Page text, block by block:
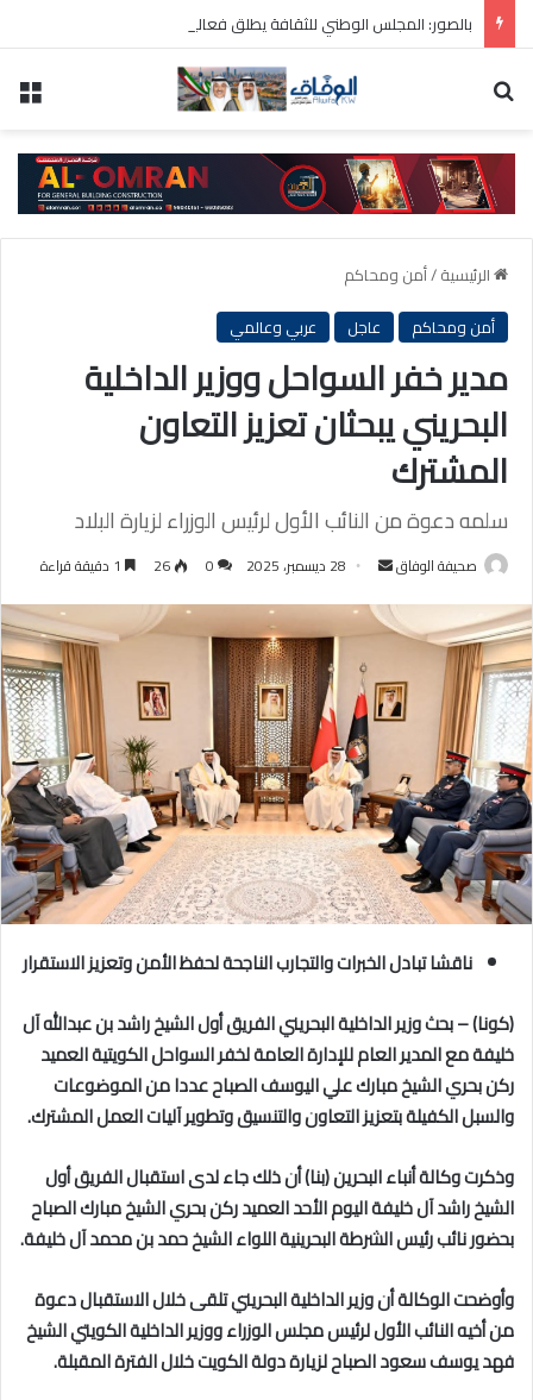
الرئيسية/أمن ومحاكم
أمن ومحاكم
عاجل عربي وعالمي
مدير خفر السواحل ووزير الداخلية
البحريني يبحثان تعزيز التعاون
المشترك
سلمه دعوة من النائب الأول لرئيس الوزراء لزيارة البلاد
صحيفة الوفاق
أرسل
إلكترونيا
28 ديسمبر، 2025 0
26
ناقشا تبادل الخبرات والتجارب الناجحة لحفظ الأمن وتعزيز الاستقرار
(كونا) – بحث وزير الداخلية البحريني الفريق أول الشيخ راشد بن عبدالله آل
خليفة مع المدير العام للإدارة العامة لخفر السواحل الكويتية العميد
ركن بحري الشيخ مبارك علي اليوسف الصباح عددا من الموضوعات
والسبل الكفيلة بتعزيز التعاون والتنسيق وتطوير آليات العمل المشترك.
وذكرت وكالة أنباء البحرين (بنا) أن ذلك جاء لدى استقبال الفريق أول
الشيخ راشد آل خليفة اليوم الأحد العميد ركن بحري الشيخ مبارك الصباح
بحضور نائب رئيس الشرطة البحرينية اللواء الشيخ حمد بن محمد آل خليفة.
وأوضحت الوكالة أن وزير الداخلية البحريني تلقى خلال الاستقبال دعوة
من أخيه النائب الأول لرئيس مجلس الوزراء ووزير الداخلية الكويتي الشيخ
فهد يوسف سعود الصباح لزيارة دولة الكويت خلال الفترة المقبلة.